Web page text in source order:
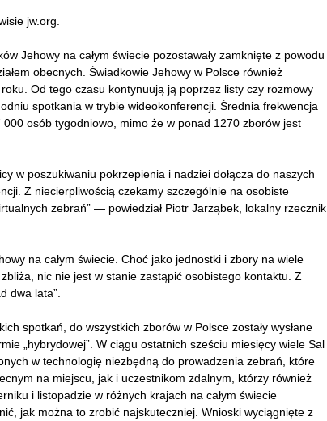
jw.org.
Jehowy na całym świecie pozostawały zamknięte z powodu
obecnych. Świadkowie Jehowy w Polsce również
Od tego czasu kontynuują ją poprzez listy czy rozmowy
spotkania w trybie wideokonferencji. Średnia frekwencja
osób tygodniowo, mimo że w ponad 1270 zborów jest
w poszukiwaniu pokrzepienia i nadziei dołącza do naszych
Z niecierpliwością czekamy szczególnie na osobiste
zebrań” — powiedział Piotr Jarząbek, lokalny rzecznik
na całym świecie. Choć jako jednostki i zbory na wiele
nic nie jest w stanie zastąpić osobistego kontaktu. Z
dwa lata”.
spotkań, do wszystkich zborów w Polsce zostały wysłane
„hybrydowej”. W ciągu ostatnich sześciu miesięcy wiele Sal
w technologię niezbędną do prowadzenia zebrań, które
na miejscu, jak i uczestnikom zdalnym, którzy również
i listopadzie w różnych krajach na całym świecie
jak można to zrobić najskuteczniej. Wnioski wyciągnięte z